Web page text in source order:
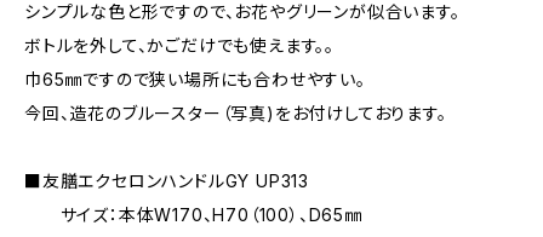
シンプルな色と形ですので、お花やグリーンが似合います。
ボトルを外して、かごだけでも使えます。。
巾65㎜ですので狭い場所にも合わせやすい。
今回、造花のブルースター（写真)をお付けしております。
■友膳エクセロンハンドルGY UP313
サイズ：本体W170、H70（100）、D65㎜